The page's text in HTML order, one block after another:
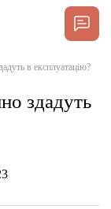
в експлуатацію?
здадуть